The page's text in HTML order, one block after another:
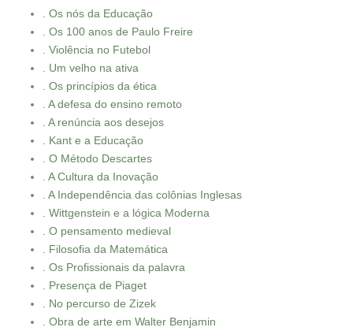
. Os nós da Educação
. Os 100 anos de Paulo Freire
. Violência no Futebol
. Um velho na ativa
. Os princípios da ética
. A defesa do ensino remoto
. A renúncia aos desejos
. Kant e a Educação
. O Método Descartes
. A Cultura da Inovação
. A Independência das colônias Inglesas
. Wittgenstein e a lógica Moderna
. O pensamento medieval
. Filosofia da Matemática
. Os Profissionais da palavra
. Presença de Piaget
. No percurso de Zizek
. Obra de arte em Walter Benjamin